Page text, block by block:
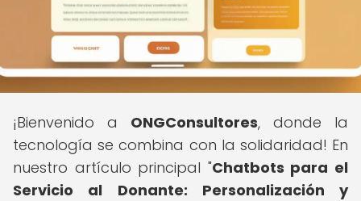
¡Bienvenido a ONGConsultores, donde la
tecnología se combina con la solidaridad! En
nuestro artículo principal "Chatbots para el
Servicio al Donante: Personalización y